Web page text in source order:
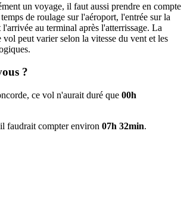
un voyage, il faut aussi prendre en compte
de roulage sur l'aéroport, l'entrée sur la
au terminal après l'atterrissage. La
vol peut varier selon la vitesse du vent et les
?
ce vol n'aurait duré que 00h
faudrait compter environ 07h 32min.